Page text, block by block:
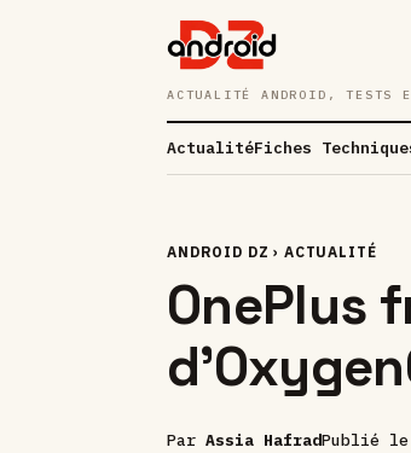
ACTUALITÉ ANDROID, TESTS
ActualitéFiches
ANDROID DZ › ACTUALITÉ
OnePlus
Par Assia HafradPublié le